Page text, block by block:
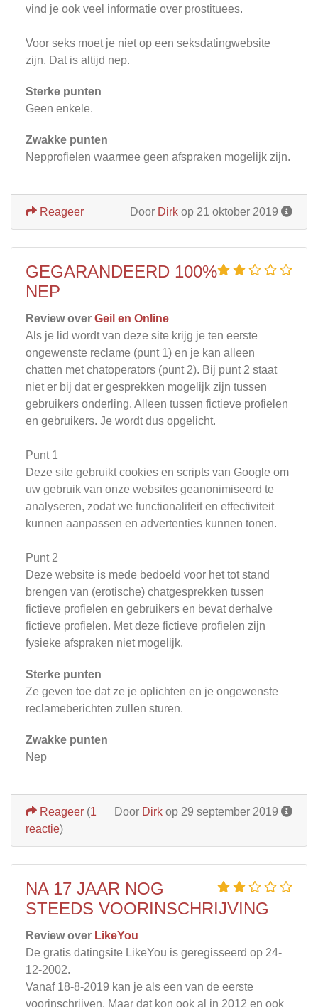
vind je ook veel informatie over prostituees.
Voor seks moet je niet op een seksdatingwebsite
zijn. Dat is altijd nep.
Sterke punten
Geen enkele.
Zwakke punten
Nepprofielen waarmee geen afspraken mogelijk zijn.
Door Dirk op 21 oktober 2019
Reageer
GEGARANDEERD 100%
NEP
Review over Geil en Online
Als je lid wordt van deze site krijg je ten eerste
ongewenste reclame (punt 1) en je kan alleen
chatten met chatoperators (punt 2). Bij punt 2 staat
niet er bij dat er gesprekken mogelijk zijn tussen
gebruikers onderling. Alleen tussen fictieve profielen
en gebruikers. Je wordt dus opgelicht.
Punt 1
Deze site gebruikt cookies en scripts van Google om
uw gebruik van onze websites geanonimiseerd te
analyseren, zodat we functionaliteit en effectiviteit
kunnen aanpassen en advertenties kunnen tonen.
Punt 2
Deze website is mede bedoeld voor het tot stand
brengen van (erotische) chatgesprekken tussen
fictieve profielen en gebruikers en bevat derhalve
fictieve profielen. Met deze fictieve profielen zijn
fysieke afspraken niet mogelijk.
Sterke punten
Ze geven toe dat ze je oplichten en je ongewenste
reclameberichten zullen sturen.
Zwakke punten
Nep
Door Dirk op 29 september 2019
Reageer (1
reactie)
NA 17 JAAR NOG
STEEDS VOORINSCHRIJVING
Review over LikeYou
De gratis datingsite LikeYou is geregisseerd op 24-
12-2002.
Vanaf 18-8-2019 kan je als een van de eerste
voorinschrijven. Maar dat kon ook al in 2012 en ook